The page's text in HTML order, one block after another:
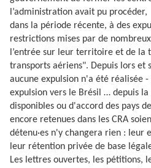
l’administration avait pu procéder,
dans la période récente, à des
restrictions mises par de
l’entrée sur leur territoire et de la
transports aériens". Depuis lors et
aucune expulsion n'a été réalisée -
expulsion vers le Brésil … depuis la
disponibles ou d'accord des pays
encore retenues dans les CRA
détenu·es n'y changera rien : leur
leur rétention privée de base
Les lettres ouvertes, les pétitions,